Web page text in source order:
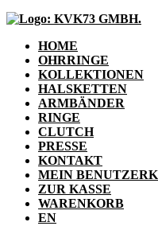
HOME
OHRRINGE
KOLLEKTIONEN
HALSKETTEN
ARMBÄNDER
RINGE
CLUTCH
PRESSE
KONTAKT
MEIN
ZUR KASSE
WARENKORB
EN